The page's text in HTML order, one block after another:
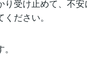
受け止めて、不
ださい。